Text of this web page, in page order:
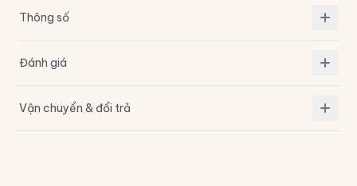
Thông số
Đánh giá
Vận chuyển & đổi trả